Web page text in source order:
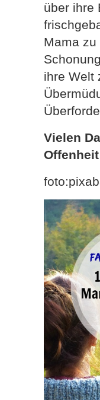
über ihre
Mama zu
ihre Welt
Vielen